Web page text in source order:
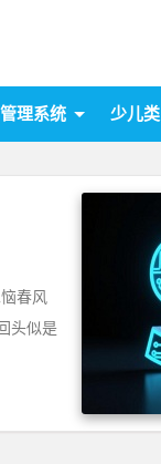
理系统 少儿类
春风
头似是